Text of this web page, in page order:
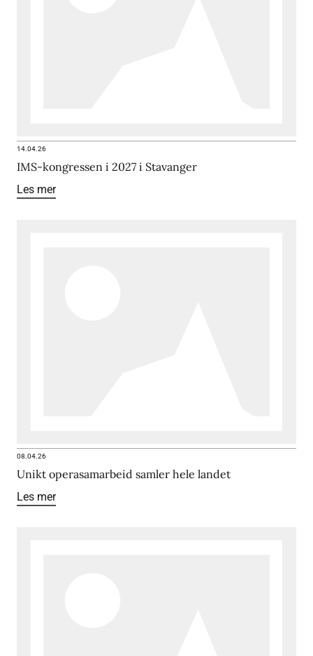
14.04.26
IMS-kongressen i 2027 i Stavanger
Les mer
08.04.26
Unikt operasamarbeid samler hele landet
Les mer